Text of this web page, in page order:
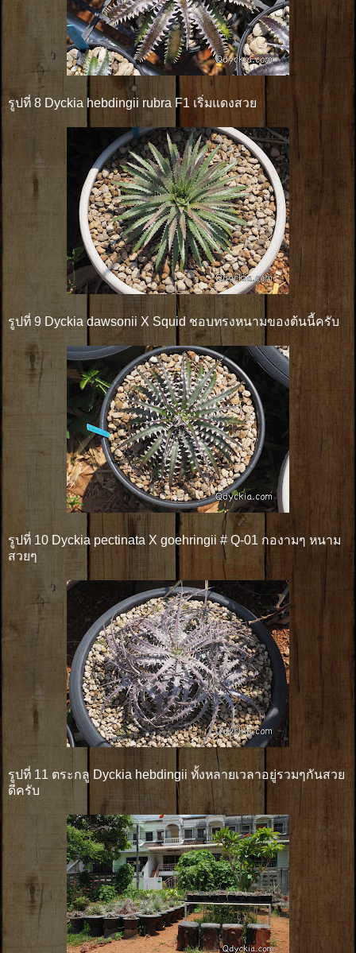
รูปที่ 8 Dyckia hebdingii rubra F1 เริ่มแดงสวย
รูปที่ 9 Dyckia dawsonii X Squid ชอบทรงหนามของต้นนี้ครับ
รูปที่ 10 Dyckia pectinata X goehringii # Q-01 กองามๆ หนาม
สวยๆ
รูปที่ 11 ตระกลู Dyckia hebdingii ทั้งหลายเวลาอยู่รวมๆกันสวย
ดีครับ